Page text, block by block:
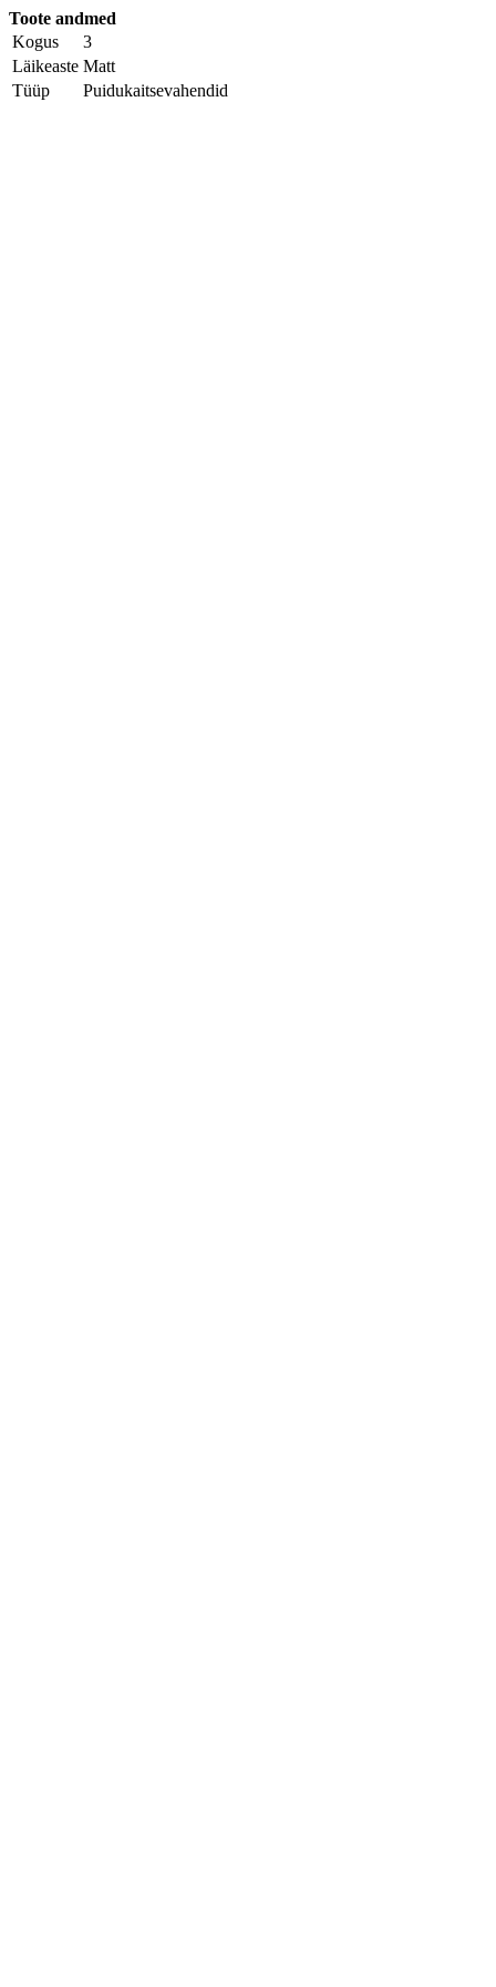
Toote andmed
Kogus
3
Läikeaste Matt
Tüüp
Puidukaitsevahendid